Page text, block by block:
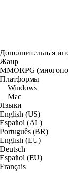
Дополнительная
Жанр
MMORPG
Платформы
Windows
Mac
Языки
English (US)
Español (AL)
Português (BR)
English (EU)
Deutsch
Español (EU)
Français